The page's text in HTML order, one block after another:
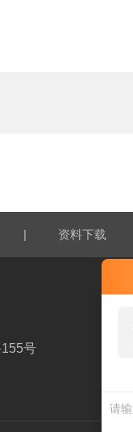
| 资料下载
号